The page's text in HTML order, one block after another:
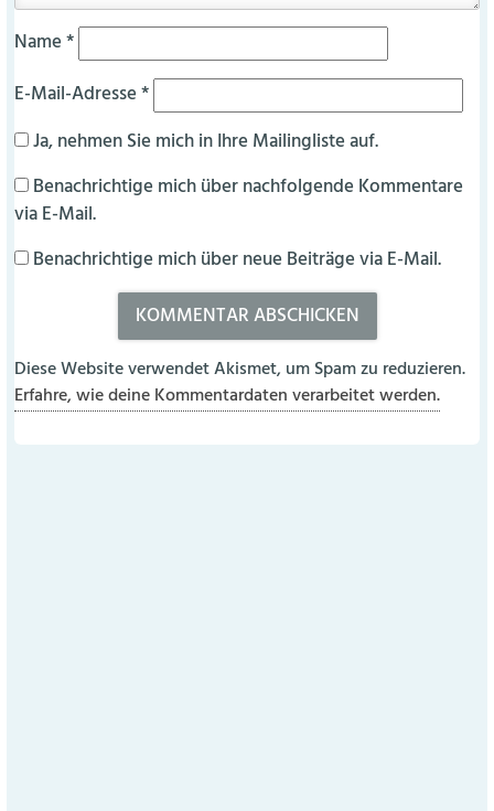
Name*
E-Mail-Adresse*
Ja, nehmen Sie mich in Ihre Mailingliste auf.
Benachrichtige mich über nachfolgende Kommentare
via E-Mail.
Benachrichtige mich über neue Beiträge via E-Mail.
Diese Website verwendet Akismet, um Spam zu reduzieren.
Erfahre, wie deine Kommentardaten verarbeitet werden.